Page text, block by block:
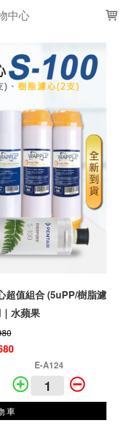
中心
超值組合 (5uPP/樹脂濾
水蘋果
E-A124
車